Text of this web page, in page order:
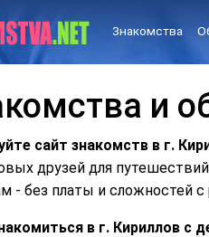
Знакомства
и
сайт знакомств в г.
друзей для
- без платы и сложностей с
в г. Кириллов с